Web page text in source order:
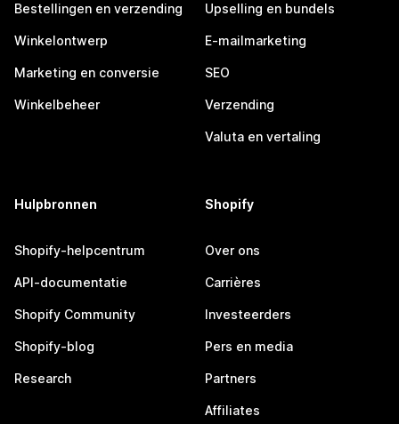
Bestellingen en verzending
Winkelontwerp
Marketing en conversie
Winkelbeheer
Upselling en bundels
E-mailmarketing
SEO
Verzending
Valuta en vertaling
Hulpbronnen
Shopify-helpcentrum
API-documentatie
Shopify Community
Shopify-blog
Research
Shopify
Over ons
Carrières
Investeerders
Pers en media
Partners
Affiliates